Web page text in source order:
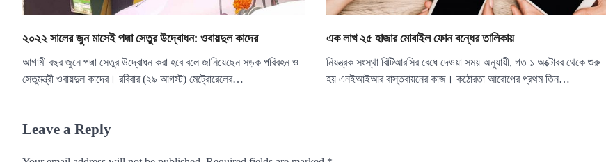
২০২২ সালের জুন মাসেই পদ্মা সেতুর উদ্বোধন: ওবায়দুল কাদের
আগামী বছর জুনে পদ্মা সেতুর উদ্বোধন করা হবে বলে জানিয়েছেন সড়ক পরিবহন ও
সেতুমন্ত্রী ওবায়দুল কাদের। রবিবার (২৯ আগস্ট) মেট্রোরেলের…
এক লাখ ২৫ হাজার মোবাইল ফোন বন্ধের তালিকায়
নিয়ন্ত্রক সংস্থা বিটিআরসির বেধে দেওয়া সময় অনুযায়ী, গত ১ অক্টোবর থেকে শুরু
হয় এনইআইআর বাস্তবায়নের কাজ। কঠোরতা আরোপের প্রথম তিন…
Leave a Reply